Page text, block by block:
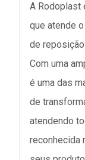
A Rodoplast
que atende
de
Com uma
é uma das
de
atendendo
reconhecida